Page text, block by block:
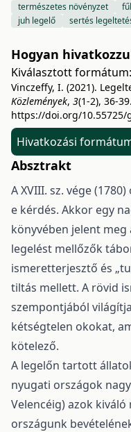
természetes növényzet
juh legelő
sertés
Hogyan
Kiválasztott formátum:
Vinczeffy, I. (2021).
Közlemények, 3(1-2), 36-39.
https://doi.org/10.55725/
Hivatkozási
Absztrakt
A XVIII. sz. vége
e kérdés. Akkor egy
könyvében jelent
legelést mellőzők
ismeretterjesztő és
tiltás mellett. A rövid
szempontjából
kétségtelen okokat,
kötelező.
A legelőn tartott
nyugati országok
Velencéig) azok
országunk